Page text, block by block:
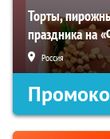
Торты,
праздника на
Россия